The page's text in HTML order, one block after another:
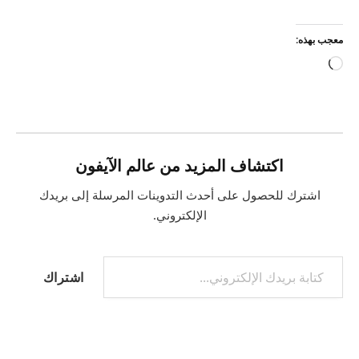
معجب بهذه:
جاري
اكتشاف المزيد من عالم الآيفون
اشترك للحصول على أحدث التدوينات المرسلة إلى بريدك
الإلكتروني.
كتابة بريدك الإلكتروني...
اشتراك